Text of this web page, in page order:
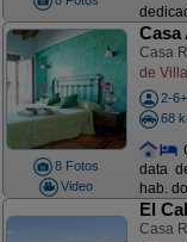
8 Fotos
Video
Casa
Casa
de
2-
68
data
hab.
El
Casa